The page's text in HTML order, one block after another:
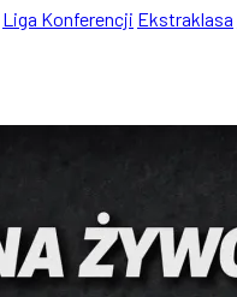
Liga Konferencji Ekstraklasa